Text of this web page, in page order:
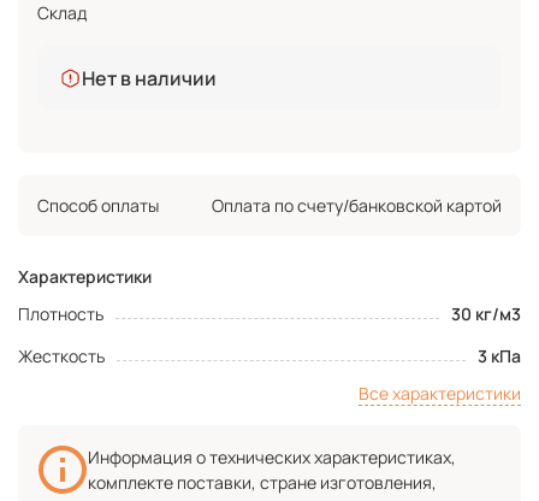
Характеристики
Плотность
30 кг/м3
Жесткость
3 кПа
Все характеристики
Склад
Нет в наличии
Способ оплаты Оплата по счету/банковской картой
Информация о технических характеристиках,
комплекте поставки, стране изготовления,